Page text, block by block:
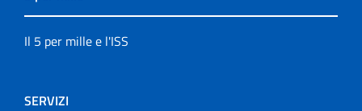
Il 5 per mille e l'ISS
SERVIZI